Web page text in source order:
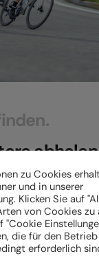
findest du auf
Bike!
& Collect
zu Cookies
und in unserer
Klicken Sie auf
von Cookies
"Cookie
die für den
erforderlich